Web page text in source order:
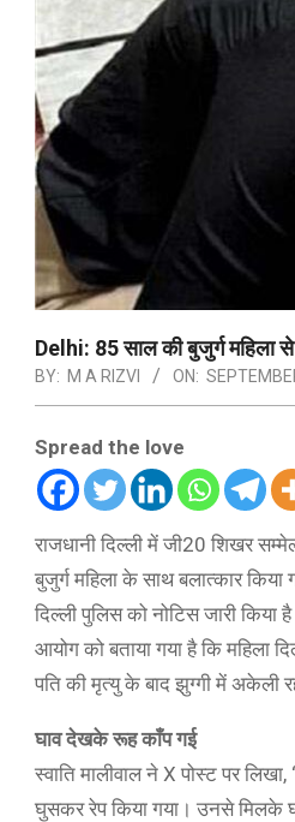
Delhi: 85 साल की बुजुर्ग महिला से
BY: M A RIZVI ON:
Spread the love
राजधानी दिल्ली में जी20 शिखर
बुजुर्ग महिला के साथ बलात्कार
दिल्ली पुलिस को नोटिस जारी किया
आयोग को बताया गया है कि महिला
पति की मृत्यु के बाद झुग्गी में अकेली
घाव देखके रूह काँप गई
स्वाति मालीवाल ने X पोस्ट पर
घुसकर रेप किया गया। उनसे मिलके